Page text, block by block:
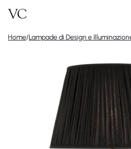
Home/Lampade di Design e